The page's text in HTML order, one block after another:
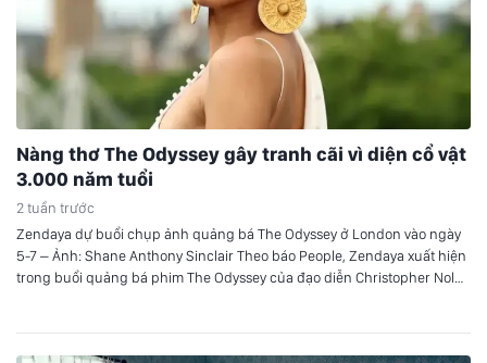
Nàng thơ The Odyssey gây tranh cãi vì diện cổ vật
3.000 năm tuổi
2 tuần trước
Zendaya dự buổi chụp ảnh quảng bá The Odyssey ở London vào ngày
5-7 – Ảnh: Shane Anthony Sinclair Theo báo People, Zendaya xuất hiện
trong buổi quảng bá phim The Odyssey của đạo diễn Christopher Nolan